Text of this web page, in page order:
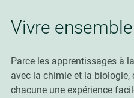
Vivre ensemble
Parce les apprentissages à
avec la chimie et la biologie,
chacune une expérience